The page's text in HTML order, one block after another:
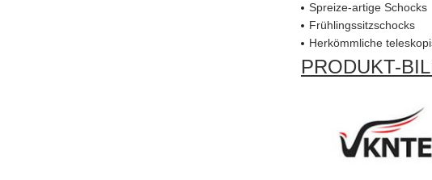
Spreize-artige Schocks
Frühlingssitzschocks
Herkömmliche
PRODUKT-